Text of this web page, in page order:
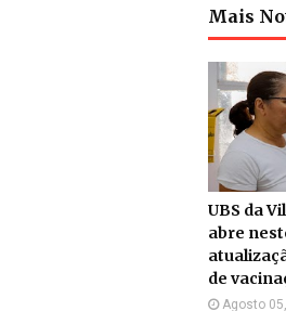
Mais
UBS da
abre
de
Agosto